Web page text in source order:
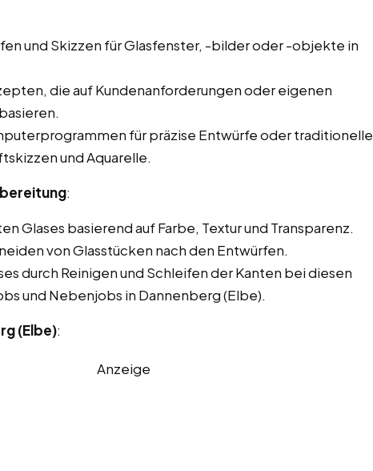
und Skizzen für Glasfenster, -bilder oder -objekte in
die auf Kundenanforderungen oder eigenen
für präzise Entwürfe oder traditionelle
und Aquarelle.
:
Glases basierend auf Farbe, Textur und Transparenz.
von Glasstücken nach den Entwürfen.
durch Reinigen und Schleifen der Kanten bei diesen
und Nebenjobs in Dannenberg (Elbe).
(Elbe):
Anzeige